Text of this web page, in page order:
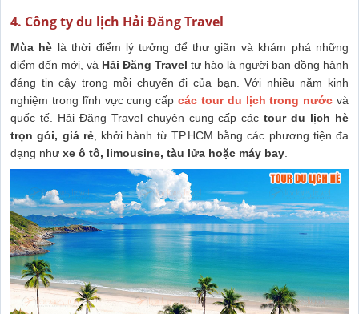
4. Công ty du lịch Hải Đăng Travel
Mùa hè là thời điểm lý tưởng để thư giãn và khám phá những
điểm đến mới, và Hải Đăng Travel tự hào là người bạn đồng hành
đáng tin cậy trong mỗi chuyến đi của bạn. Với nhiều năm kinh
nghiệm trong lĩnh vực cung cấp các tour du lịch trong nước và
quốc tế. Hải Đăng Travel chuyên cung cấp cáctour du lịch hè
trọn gói, giá rẻ, khởi hành từ TP.HCM bằng các phương tiện đa
dạng như xe ô tô, limousine, tàu lửa hoặc máy bay.